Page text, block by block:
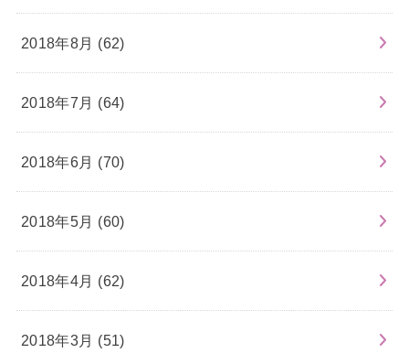
2018年8月 (62)
2018年7月 (64)
2018年6月 (70)
2018年5月 (60)
2018年4月 (62)
2018年3月 (51)